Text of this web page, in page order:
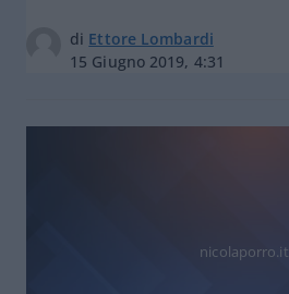
di Ettore Lombardi
15 Giugno 2019, 4:31
nicolaporro.it